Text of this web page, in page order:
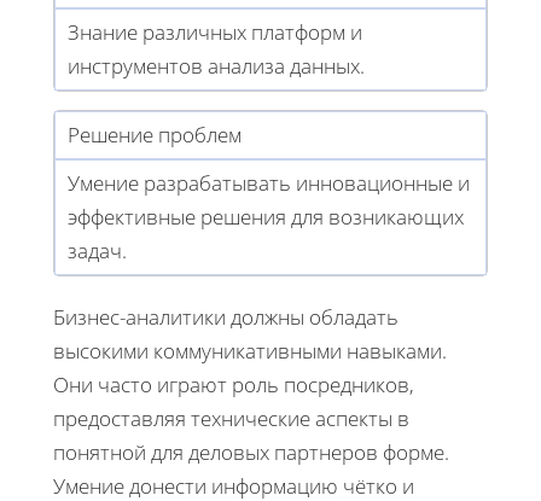
Знание различных платформ и
инструментов анализа данных.
Решение проблем
Умение разрабатывать инновационные и
эффективные решения для возникающих
задач.
Бизнес-аналитики должны обладать
высокими коммуникативными навыками.
Они часто играют роль посредников,
предоставляя технические аспекты в
понятной для деловых партнеров форме.
Умение донести информацию чётко и